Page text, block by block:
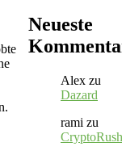
Neueste
Alex zu
Dazard
rami zu
CryptoRush